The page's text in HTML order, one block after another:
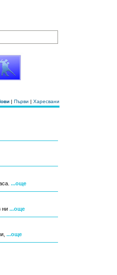
| Първи | Харесвани
...още
ни ...още
...още